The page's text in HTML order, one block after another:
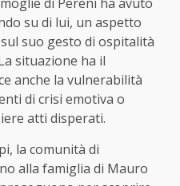
su di lui, un aspetto
suo gesto di ospitalità
situazione ha il
anche la vulnerabilità
di crisi emotiva o
atti disperati.
la comunità di
alla famiglia di Mauro